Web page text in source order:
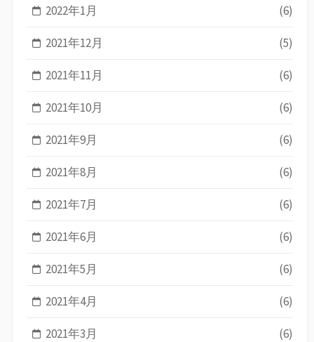
2022年1月 (6)
2021年12月 (5)
2021年11月 (6)
2021年10月 (6)
2021年9月 (6)
2021年8月 (6)
2021年7月 (6)
2021年6月 (6)
2021年5月 (6)
2021年4月 (6)
2021年3月 (6)